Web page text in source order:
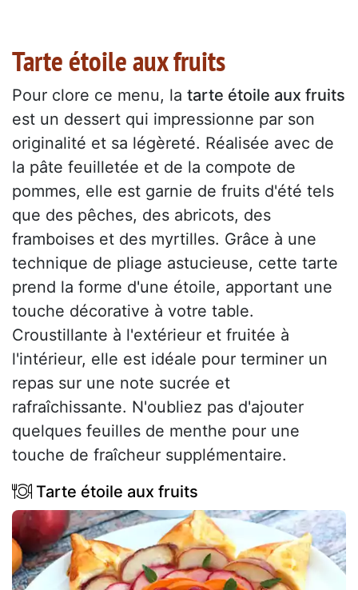
Tarte étoile aux fruits
Pour clore ce menu, la tarte étoile aux fruits
est un dessert qui impressionne par son
originalité et sa légèreté. Réalisée avec de
la pâte feuilletée et de la compote de
pommes, elle est garnie de fruits d'été tels
que des pêches, des abricots, des
framboises et des myrtilles. Grâce à une
technique de pliage astucieuse, cette tarte
prend la forme d'une étoile, apportant une
touche décorative à votre table.
Croustillante à l'extérieur et fruitée à
l'intérieur, elle est idéale pour terminer un
repas sur une note sucrée et
rafraîchissante. N'oubliez pas d'ajouter
quelques feuilles de menthe pour une
touche de fraîcheur supplémentaire.
Tarte étoile aux fruits